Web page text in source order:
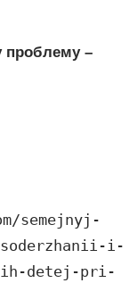
проблему –
semejnyj-
soderzhanii-i-
detej-pri-